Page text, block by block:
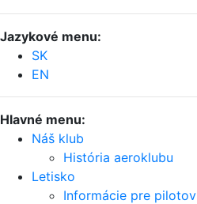
Jazykové menu:
SK
EN
Hlavné menu:
Náš klub
História aeroklubu
Letisko
Informácie pre pilotov